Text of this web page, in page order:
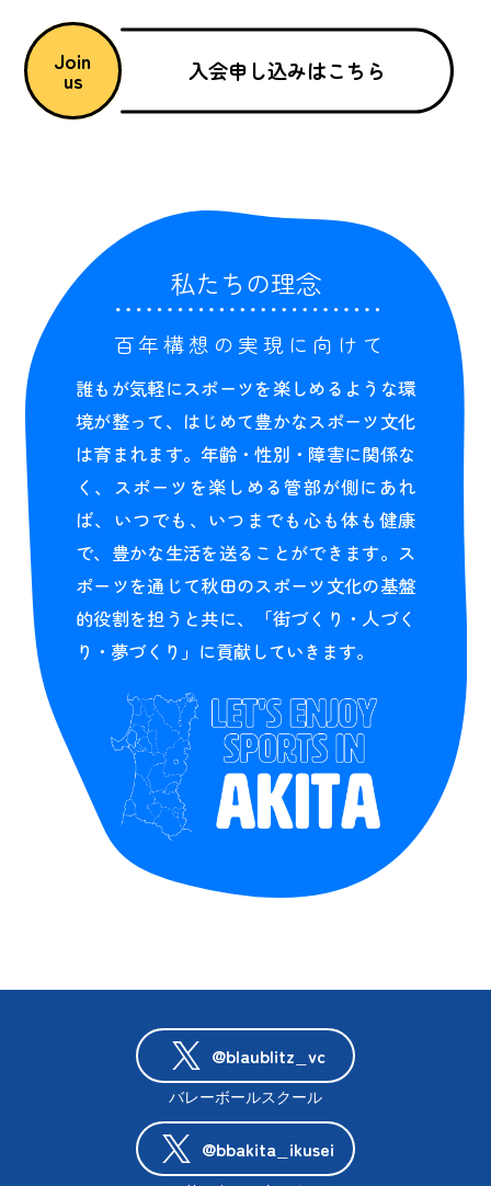
Join
us 入会申し込みはこちら
私たちの理念
百年構想の実現に向けて
誰もが気軽にスポーツを楽しめるような環
境が整って、はじめて豊かなスポーツ文化
は育まれます。年齢・性別・障害に関係な
く、スポーツを楽しめる管部が側にあれ
ば、いつでも、いつまでも心も体も健康
で、豊かな生活を送ることができます。ス
ポーツを通じて秋田のスポーツ文化の基盤
的役割を担うと共に、「街づくり・人づく
り・夢づくり」に貢献していきます。
@blaublitz_vc
バレーボールスクール
@bbakita_ikusei